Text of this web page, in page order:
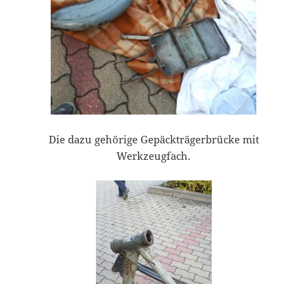
Die dazu gehörige Gepäckträgerbrücke mit
Werkzeugfach.